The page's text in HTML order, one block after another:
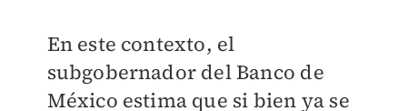
En este contexto, el
subgobernador del Banco de
México estima que si bien ya se